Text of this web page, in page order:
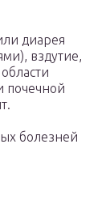
диарея
вздутие,
почечной
болезней